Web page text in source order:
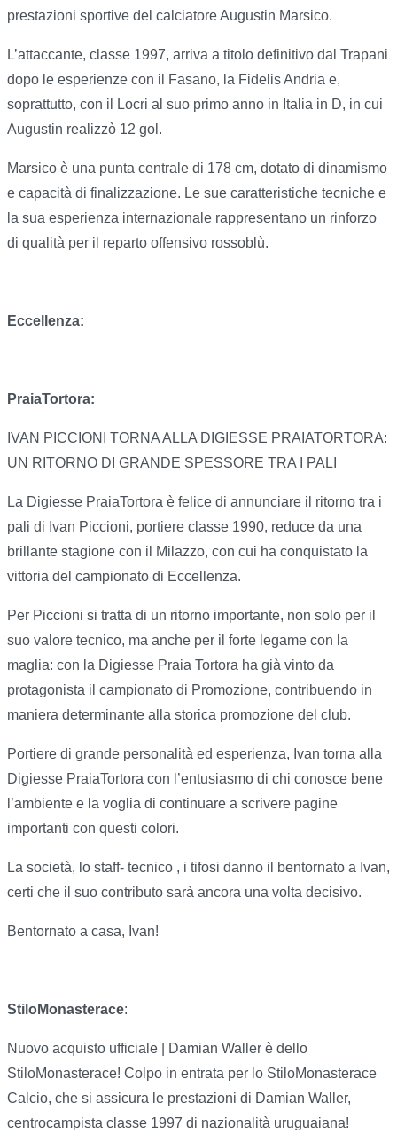
prestazioni sportive del calciatore Augustin Marsico.
L’attaccante, classe 1997, arriva a titolo definitivo dal Trapani
dopo le esperienze con il Fasano, la Fidelis Andria e,
soprattutto, con il Locri al suo primo anno in Italia in D, in cui
Augustin realizzò 12 gol.
Marsico è una punta centrale di 178 cm, dotato di dinamismo
e capacità di finalizzazione. Le sue caratteristiche tecniche e
la sua esperienza internazionale rappresentano un rinforzo
di qualità per il reparto offensivo rossoblù.
Eccellenza:
PraiaTortora:
IVAN PICCIONI TORNA ALLA DIGIESSE PRAIATORTORA:
UN RITORNO DI GRANDE SPESSORE TRA I PALI
La Digiesse PraiaTortora è felice di annunciare il ritorno tra i
pali di Ivan Piccioni, portiere classe 1990, reduce da una
brillante stagione con il Milazzo, con cui ha conquistato la
vittoria del campionato di Eccellenza.
Per Piccioni si tratta di un ritorno importante, non solo per il
suo valore tecnico, ma anche per il forte legame con la
maglia: con la Digiesse Praia Tortora ha già vinto da
protagonista il campionato di Promozione, contribuendo in
maniera determinante alla storica promozione del club.
Portiere di grande personalità ed esperienza, Ivan torna alla
Digiesse PraiaTortora con l’entusiasmo di chi conosce bene
l’ambiente e la voglia di continuare a scrivere pagine
importanti con questi colori.
La società, lo staff- tecnico , i tifosi danno il bentornato a Ivan,
certi che il suo contributo sarà ancora una volta decisivo.
Bentornato a casa, Ivan!
StiloMonasterace:
Nuovo acquisto ufficiale | Damian Waller è dello
StiloMonasterace! Colpo in entrata per lo StiloMonasterace
Calcio, che si assicura le prestazioni di Damian Waller,
centrocampista classe 1997 di nazionalità uruguaiana!